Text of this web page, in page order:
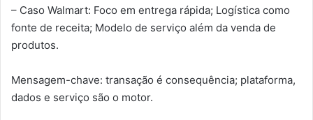
– Caso Walmart: Foco em entrega rápida; Logística como
fonte de receita; Modelo de serviço além da venda de
produtos.
Mensagem-chave: transação é consequência; plataforma,
dados e serviço são o motor.